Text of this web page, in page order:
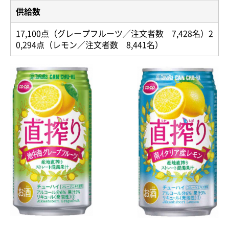
供給数
17,100点（グレープフルーツ／注文者数 7,428名）2
0,294点（レモン／注文者数 8,441名）